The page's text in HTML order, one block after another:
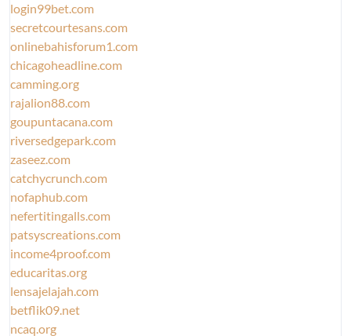
login99bet.com
secretcourtesans.com
onlinebahisforum1.com
chicagoheadline.com
camming.org
rajalion88.com
goupuntacana.com
riversedgepark.com
zaseez.com
catchycrunch.com
nofaphub.com
nefertitingalls.com
patsyscreations.com
income4proof.com
educaritas.org
lensajelajah.com
betflik09.net
ncaq.org